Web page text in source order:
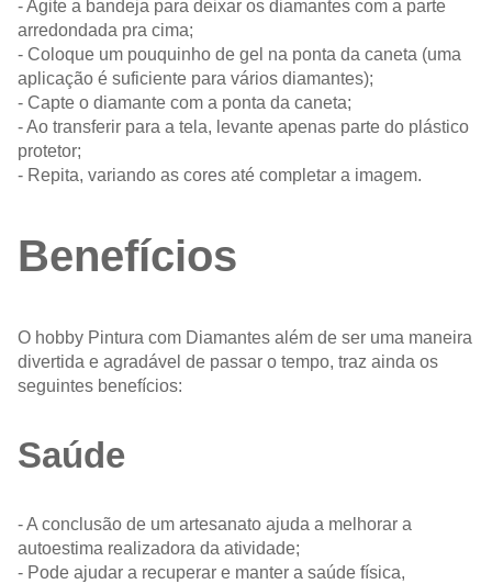
- Agite a bandeja para deixar os diamantes com a parte
arredondada pra cima;
- Coloque um pouquinho de gel na ponta da caneta (uma
aplicação é suficiente para vários diamantes);
- Capte o diamante com a ponta da caneta;
- Ao transferir para a tela, levante apenas parte do plástico
protetor;
- Repita, variando as cores até completar a imagem.
Benefícios
O hobby Pintura com Diamantes além de ser uma maneira
divertida e agradável de passar o tempo, traz ainda os
seguintes benefícios:
Saúde
- A conclusão de um artesanato ajuda a melhorar a
autoestima realizadora da atividade;
- Pode ajudar a recuperar e manter a saúde física,